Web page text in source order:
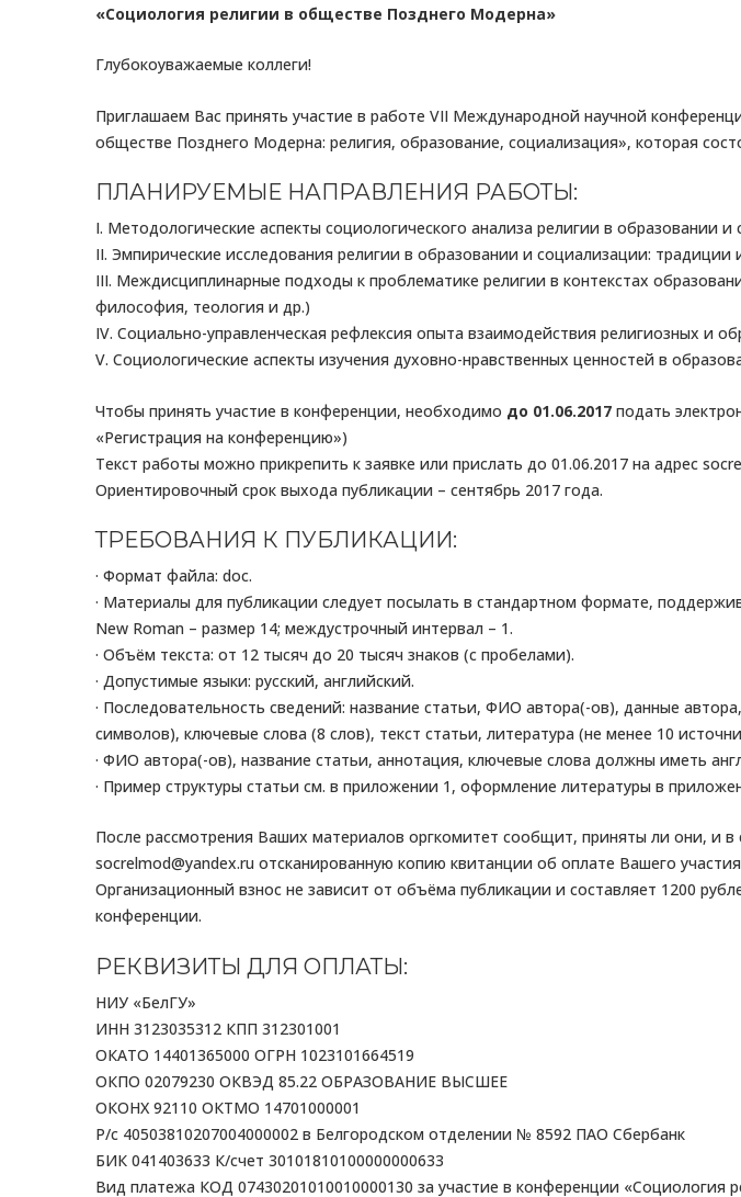
«Социология религии в обществе Позднего Модерна»
Глубокоуважаемые коллеги!
Приглашаем Вас принять участие в работе VII Международной научной
обществе Позднего Модерна: религия, образование, социализация», которая
ПЛАНИРУЕМЫЕ НАПРАВЛЕНИЯ РАБОТЫ:
I. Методологические аспекты социологического анализа религии в образовании
II. Эмпирические исследования религии в образовании и социализации: традиции
III. Междисциплинарные подходы к проблематике религии в контекстах
философия, теология и др.)
IV. Социально-управленческая рефлексия опыта взаимодействия религиозных и
V. Социологические аспекты изучения духовно-нравственных ценностей в
Чтобы принять участие в конференции, необходимо до 01.06.2017 подать
«Регистрация на конференцию»)
Текст работы можно прикрепить к заявке или прислать до 01.06.2017 на адрес
Ориентировочный срок выхода публикации – сентябрь 2017 года.
ТРЕБОВАНИЯ К ПУБЛИКАЦИИ:
· Формат файла: doc.
· Материалы для публикации следует посылать в стандартном формате,
New Roman – размер 14; междустрочный интервал – 1.
· Объём текста: от 12 тысяч до 20 тысяч знаков (с пробелами).
· Допустимые языки: русский, английский.
· Последовательность сведений: название статьи, ФИО автора(-ов), данные
символов), ключевые слова (8 слов), текст статьи, литература (не менее 10
· ФИО автора(-ов), название статьи, аннотация, ключевые слова должны иметь
· Пример структуры статьи см. в приложении 1, оформление литературы в
После рассмотрения Ваших материалов оргкомитет сообщит, приняты ли они, и
socrelmod@yandex.ru отсканированную копию квитанции об оплате Вашего
Организационный взнос не зависит от объёма публикации и составляет 1200
конференции.
РЕКВИЗИТЫ ДЛЯ ОПЛАТЫ:
НИУ «БелГУ»
ИНН 3123035312 КПП 312301001
ОКАТО 14401365000 ОГРН 1023101664519
ОКПО 02079230 ОКВЭД 85.22 ОБРАЗОВАНИЕ ВЫСШЕЕ
ОКОНХ 92110 ОКТМО 14701000001
Р/с 40503810207004000002 в Белгородском отделении № 8592 ПАО Сбербанк
БИК 041403633 К/счет 30101810100000000633
Вид платежа КОД 07430201010010000130 за участие в конференции «Социология